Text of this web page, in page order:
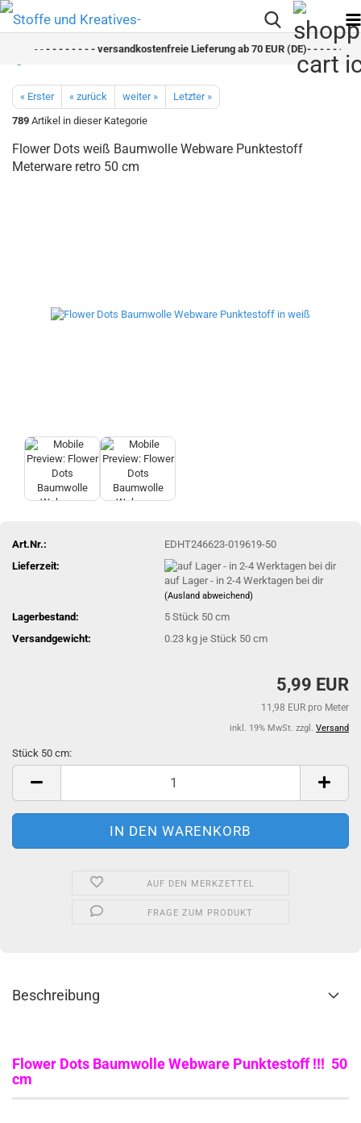
- - - - - - - - versandkostenfreie Lieferung ab 70 EUR (DE)- - - - - - - -
« Erster « zurück weiter »
Letzter »
789 Artikel in dieser Kategorie
Flower Dots weiß Baumwolle Webware Punktestoff
Meterware retro 50 cm
Art.Nr.:
EDHT246623-019619-50
Lieferzeit:
auf Lager - in 2-4 Werktagen bei dir
(Ausland abweichend)
Lagerbestand: 5Stück 50 cm
Versandgewicht:
0.23 kg je Stück 50 cm
5,99 EUR
11,98 EUR pro Meter
inkl. 19% MwSt. zzgl. Versand
Stück 50 cm:
Stück
cm
AUF DEN MERKZETTEL
FRAGE ZUM PRODUKT
Beschreibung
Flower Dots Baumwolle Webware Punktestoff !!! 50
cm